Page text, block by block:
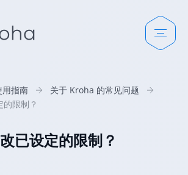
指南
关于 Kroha 的常见问题
限制？
已设定的限制？